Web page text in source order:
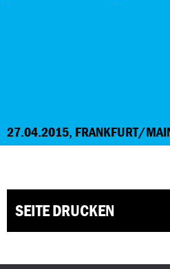
27.04.2015, FRANKFURT/
SEITE DRUCKEN